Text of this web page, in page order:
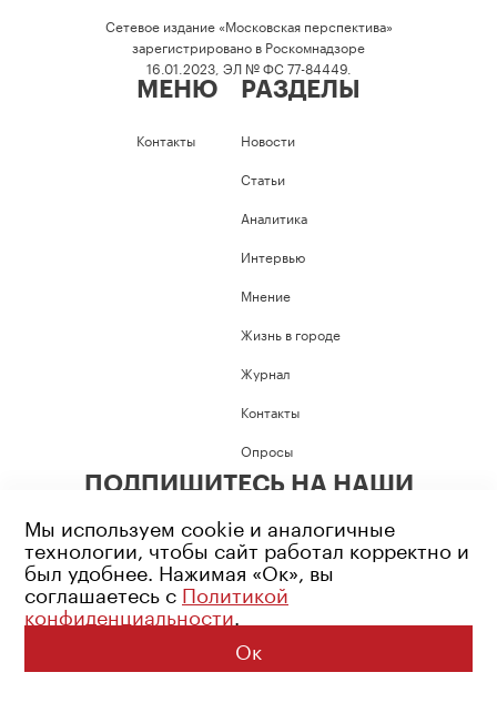
Сетевое издание «Московская перспектива»
зарегистрировано в Роскомнадзоре
16.01.2023, ЭЛ № ФС 77-84449.
МЕНЮ
Контакты
РАЗДЕЛЫ
Новости
Статьи
Аналитика
Интервью
Мнение
Жизнь в городе
Журнал
Контакты
Опросы
ПОДПИШИТЕСЬ НА НАШИ
Возрастное ограничение: 16+
Политика конфиденциальности
© 2026 Все права защищены
Мы используем cookie и аналогичные
технологии, чтобы сайт работал корректно и
был удобнее. Нажимая «Ок», вы
соглашаетесь с Политикой
конфиденциальности.
Ок